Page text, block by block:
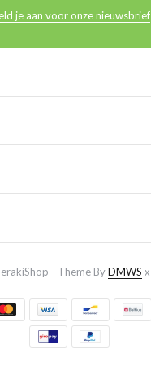
je aan voor onze nieuwsbrief
- Theme ByDMWS x